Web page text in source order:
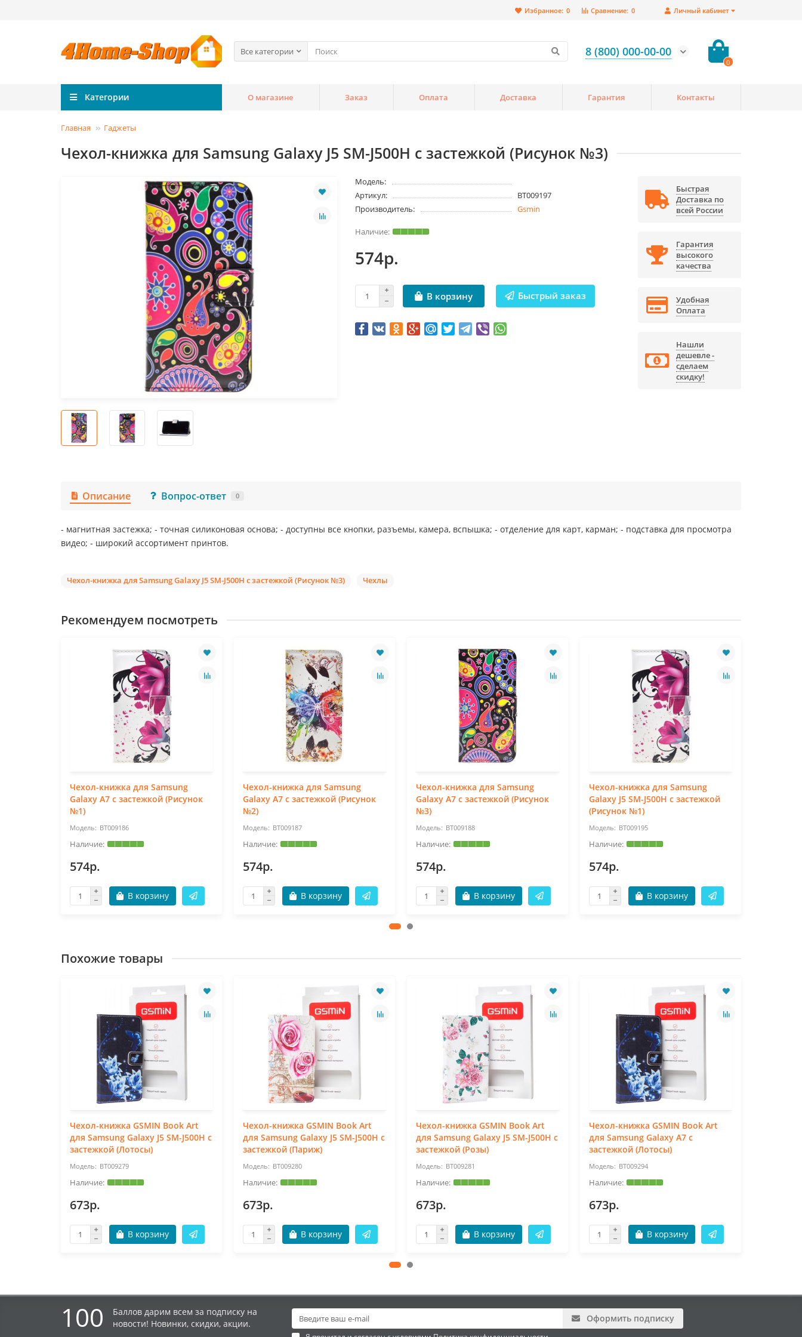
Личный кабинет
Сравнение: 0
Избранное: 0
Все категории 8 (800) 000-00-00
0
Категории О магазине Заказ Оплата Доставка Гарантия Контакты
Главная Гаджеты
Чехол-книжка для Samsung Galaxy J5 SM-J500H с застежкой (Рисунок №3)
Модель:
Артикул:
BT009197
Производитель:
Gsmin
574р.
В корзину Быстрый заказ
Быстрая
Доставка по
всей России
Гарантия
высокого
качества
Удобная
Оплата
Нашли
дешевле -
сделаем
скидку!
Описание Вопрос-ответ 0
- магнитная застежка; - точная силиконовая основа; - доступны все кнопки, разъемы, камера, вспышка; - отделение для карт, карман; - подставка для просмотра
видео; - широкий ассортимент принтов.
Чехол-книжка для Samsung Galaxy J5 SM-J500H с застежкой (Рисунок №3) Чехлы
Рекомендуем посмотреть
Чехол-книжка для Samsung
Galaxy A7 с застежкой (Рисунок
№1)
BT009186
574р.
В корзину
Чехол-книжка для Samsung
Galaxy A7 с застежкой (Рисунок
№2)
BT009187
574р.
В корзину
Чехол-книжка для Samsung
Galaxy A7 с застежкой (Рисунок
№3)
BT009188
574р.
В корзину
Чехол-книжка для Samsung
Galaxy J5 SM-J500H с застежкой
(Рисунок №1)
BT009195
574р.
В корзину
Похожие товары
Чехол-книжка GSMIN Book Art
для Samsung Galaxy J5 SM-J500H с
застежкой (Лотосы)
BT009279
673р.
В корзину
Чехол-книжка GSMIN Book Art
для Samsung Galaxy J5 SM-J500H с
застежкой (Париж)
BT009280
673р.
В корзину
Чехол-книжка GSMIN Book Art
для Samsung Galaxy J5 SM-J500H с
застежкой (Розы)
BT009281
673р.
В корзину
Чехол-книжка GSMIN Book Art
для Samsung Galaxy A7 с
застежкой (Лотосы)
BT009294
673р.
В корзину
100
Баллов дарим всем за подписку на
новости! Новинки, скидки, акции.
Оформить подписку